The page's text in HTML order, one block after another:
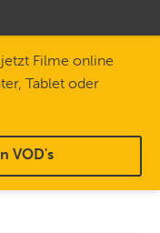
Filme online
Tablet oder
VOD's